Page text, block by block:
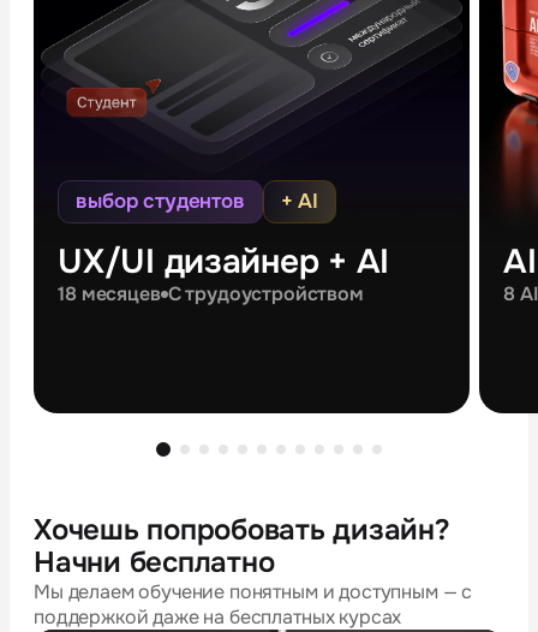
выбор студентов + AI
UX/UI дизайнер + AI
18 месяцев С трудоустройством 8
Хочешь попробовать дизайн?
Начни бесплатно
Мы делаем обучение понятным и доступным — с
поддержкой даже на бесплатных курсах